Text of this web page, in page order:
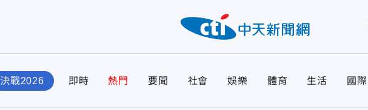
決戰2026 即時 熱門 要聞 社會 娛樂 體育 生活 國際